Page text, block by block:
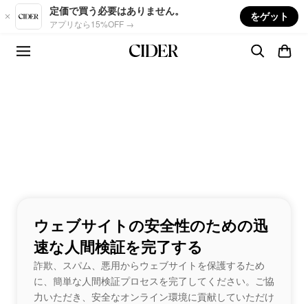
Skip to main content
定価で買う必要はありません。
アプリなら15%OFF →
をゲット
ウェブサイトの安全性のための迅
速な人間検証を完了する
詐欺、スパム、悪用からウェブサイトを保護するため
に、簡単な人間検証プロセスを完了してください。ご協
力いただき、安全なオンライン環境に貢献していただけ